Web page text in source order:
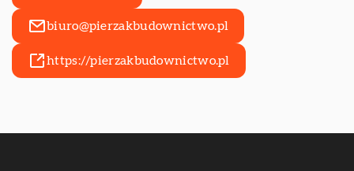
biuro@pierzakbudownictwo.pl
https://pierzakbudownictwo.pl